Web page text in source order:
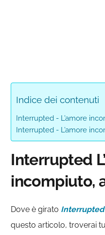
Indice dei contenuti
Interrupted - L’amore
Interrupted - L’amore
Interrupted
incompiuto,
Dove è girato Interrupted
questo articolo, troverai